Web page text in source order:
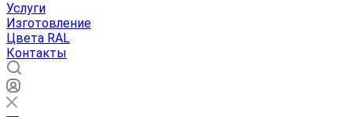
Услуги
Изготовление
Цвета RAL
Контакты